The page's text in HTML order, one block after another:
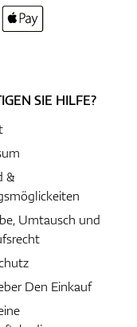
SIE HILFE?
&
Umtausch und
Den Einkauf